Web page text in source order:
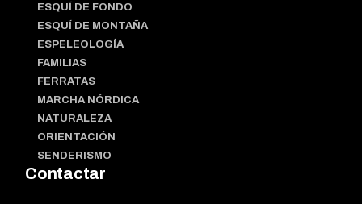
ESQUÍ DE FONDO
ESQUÍ DE MONTAÑA
ESPELEOLOGÍA
FAMILIAS
FERRATAS
MARCHA NÓRDICA
NATURALEZA
ORIENTACIÓN
SENDERISMO
Contactar